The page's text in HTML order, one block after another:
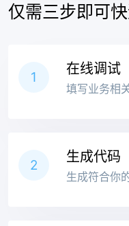
仅需三步即可
1
在线调试
填写业务相
2
生成代码
生成符合你